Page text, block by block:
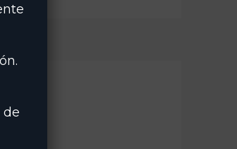
de